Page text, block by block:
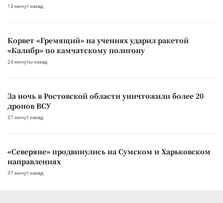
13 минут назад
Корвет «Гремящий» на учениях ударил ракетой
«Калибр» по камчатскому полигону
24 минуты назад
За ночь в Ростовской области уничтожили более 20
дронов ВСУ
37 минут назад
«Северяне» продвинулись на Сумском и Харьковском
направлениях
37 минут назад